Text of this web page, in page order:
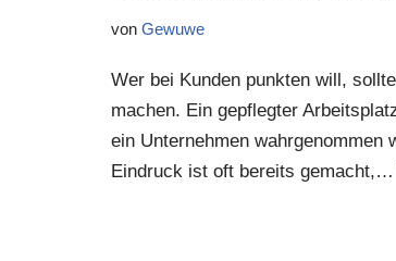
von Gewuwe
Wer bei Kunden punkten will,
machen. Ein gepflegter
ein Unternehmen
Eindruck ist oft bereits gemacht,…